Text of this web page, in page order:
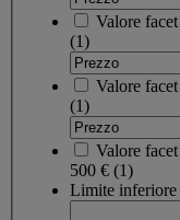
Valore facet
(1)
Valore facet
(1)
Valore facet
500 € (1)
Limite inferiore